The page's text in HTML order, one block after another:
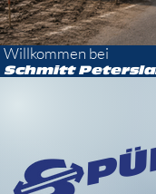
Willkommen bei
Schmitt